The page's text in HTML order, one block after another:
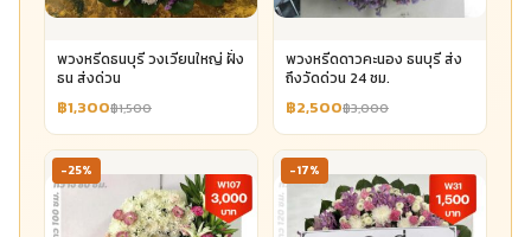
พวงหรีดธนบุรี วงเวียนใหญ่ ฝั่ง
ธน ส่งด่วน
฿1,300฿1,500
พวงหรีดดาวคะนอง ธนบุรี ส่ง
ถึงวัดด่วน 24 ชม.
฿2,500฿3,000
-25% -17%